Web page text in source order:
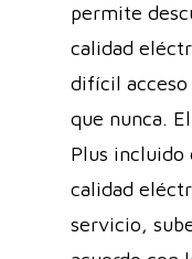
permite
calidad
difícil acceso
que nunca.
Plus incluido
calidad
servicio,